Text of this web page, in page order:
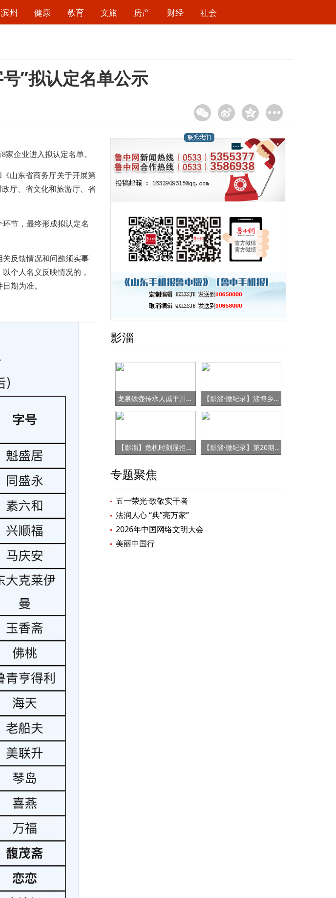
滨州 健康 教育 文旅 房产 财经 社会
”拟认定名单公示
企业进入拟认定名单。
山东省商务厅关于开展第
厅、省文化和旅游厅、省
节，最终形成拟认定名
反馈情况和问题须实事
个人名义反映情况的，
期为准。
影淄
龙泉铁壶传承人戚平川的“守艺”之路 【影淄·微纪录】淄博乡村女书记的“变形记”
【影淄】危机时刻显担当 赤胆忠心保健康 【影淄·微纪录】第20期：战“疫”老将刘景春
专题聚焦
五一荣光·致敬实干者
法润人心 “典”亮万家”
2026年中国网络文明大会
美丽中国行